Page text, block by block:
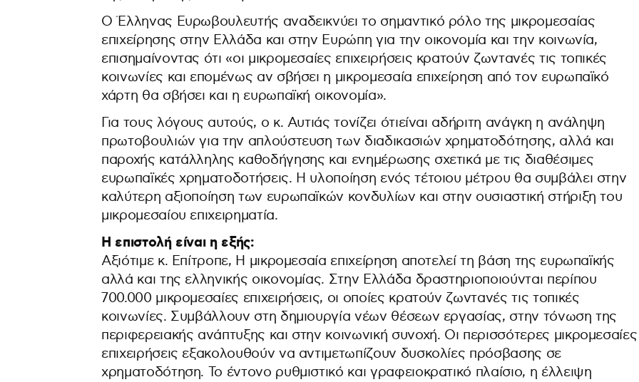
Ο Έλληνας Ευρωβουλευτής αναδεικνύει το σημαντικό ρόλο της μικρομεσαίας
επιχείρησης στην Ελλάδα και στην Ευρώπη για την οικονομία και την κοινωνία,
επισημαίνοντας ότι «οι μικρομεσαίες επιχειρήσεις κρατούν ζωντανές τις τοπικές
κοινωνίες και επομένως αν σβήσει η μικρομεσαία επιχείρηση από τον ευρωπαϊκό
χάρτη θα σβήσει και η ευρωπαϊκή οικονομία».
Για τους λόγους αυτούς, ο κ. Αυτιάς τονίζει ότιείναι αδήριτη ανάγκη η ανάληψη
πρωτοβουλιών για την απλούστευση των διαδικασιών χρηματοδότησης, αλλά και
παροχής κατάλληλης καθοδήγησης και ενημέρωσης σχετικά με τις διαθέσιμες
ευρωπαϊκές χρηματοδοτήσεις. Η υλοποίηση ενός τέτοιου μέτρου θα συμβάλει στην
καλύτερη αξιοποίηση των ευρωπαϊκών κονδυλίων και στην ουσιαστική στήριξη του
μικρομεσαίου επιχειρηματία.
Η επιστολή είναι η εξής:
Αξιότιμε κ. Επίτροπε, Η μικρομεσαία επιχείρηση αποτελεί τη βάση της ευρωπαϊκής
αλλά και της ελληνικής οικονομίας. Στην Ελλάδα δραστηριοποιούνται περίπου
700.000 μικρομεσαίες επιχειρήσεις, οι οποίες κρατούν ζωντανές τις τοπικές
κοινωνίες. Συμβάλλουν στη δημιουργία νέων θέσεων εργασίας, στην τόνωση της
περιφερειακής ανάπτυξης και στην κοινωνική συνοχή. Οι περισσότερες μικρομεσαίες
επιχειρήσεις εξακολουθούν να αντιμετωπίζουν δυσκολίες πρόσβασης σε
χρηματοδότηση. Το έντονο ρυθμιστικό και γραφειοκρατικό πλαίσιο, η έλλειψη